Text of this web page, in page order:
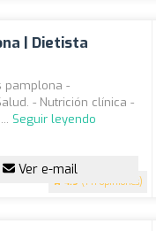
| Dietista
4.9 (141 opiniones)
pamplona -
- Nutrición clínica -
Seguir leyendo
Ver e-mail